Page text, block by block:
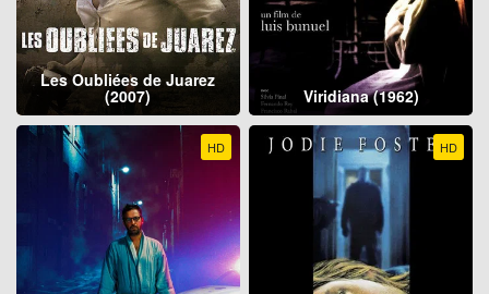
Les Oubliées de Juarez
(2007) Viridiana (1962)
HD HD